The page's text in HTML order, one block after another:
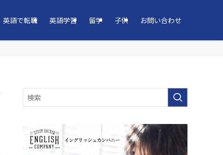
英語で転職 英語学習 留学 子供 お問い合わせ